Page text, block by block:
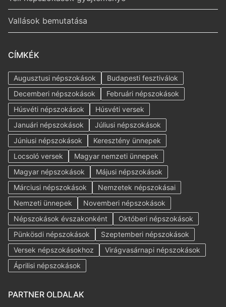
Vallások bemutatása
CÍMKÉK
Augusztusi népszokások
Budapesti fesztiválok
Decemberi népszokások
Februári népszokások
Húsvéti népszokások
Húsvéti versek
Januári népszokások
Júliusi népszokások
Júniusi népszokások
Keresztény ünnepek
Locsoló versek
Magyar nemzeti ünnepek
Magyar népszokások
Májusi népszokások
Márciusi népszokások
Nemzetek népszokásai
Nemzeti ünnepek
Novemberi népszokások
Népszokások évszakonként
Októberi népszokások
Pünkösdi népszokások
Szeptemberi népszokások
Versek népszokásokhoz
Virágvasárnapi népszokások
Áprilisi népszokások
PARTNER OLDALAK